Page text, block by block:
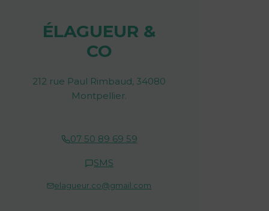
ÉLAGUEUR &
CO
212 rue Paul Rimbaud, 34080
Montpellier.
07 50 89 69 59
SMS
elagueur.co@gmail.com